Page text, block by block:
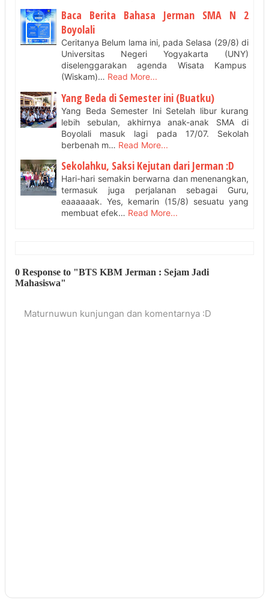
Baca Berita Bahasa Jerman SMA N 2
Boyolali
Ceritanya Belum lama ini, pada Selasa (29/8) di
Universitas Negeri Yogyakarta (UNY)
diselenggarakan agenda Wisata Kampus
(Wiskam)… Read More...
Yang Beda di Semester ini (Buatku)
Yang Beda Semester Ini Setelah libur kurang
lebih sebulan, akhirnya anak-anak SMA di
Boyolali masuk lagi pada 17/07. Sekolah
berbenah m… Read More...
Sekolahku, Saksi Kejutan dari Jerman :D
Hari-hari semakin berwarna dan menenangkan,
termasuk juga perjalanan sebagai Guru,
eaaaaaak. Yes, kemarin (15/8) sesuatu yang
membuat efek… Read More...
0 Response to "BTS KBM Jerman : Sejam Jadi
Mahasiswa"
Maturnuwun kunjungan dan komentarnya :D